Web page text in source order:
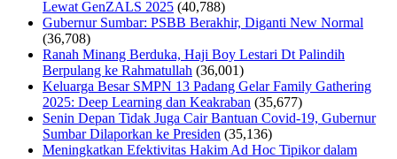
Lewat GenZALS 2025 (40,788)
Gubernur Sumbar: PSBB Berakhir, Diganti New Normal
(36,708)
Ranah Minang Berduka, Haji Boy Lestari Dt Palindih
Berpulang ke Rahmatullah (36,001)
Keluarga Besar SMPN 13 Padang Gelar Family Gathering
2025: Deep Learning dan Keakraban (35,677)
Senin Depan Tidak Juga Cair Bantuan Covid-19, Gubernur
Sumbar Dilaporkan ke Presiden (35,136)
Meningkatkan Efektivitas Hakim Ad Hoc Tipikor dalam